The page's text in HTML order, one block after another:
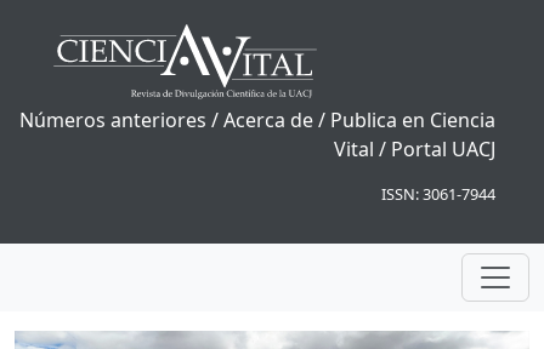
Números anteriores /Acerca de/ Publica en Ciencia
Vital / Portal UACJ
ISSN: 3061-7944